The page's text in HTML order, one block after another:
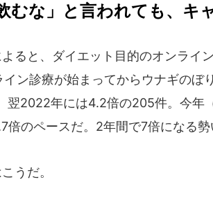
むな」と言われても、キ
ると、ダイエット目的のオンライ
ン診療が始まってからウナギのぼ
翌2022年には4.2倍の205件。今年
倍のペースだ。2年間で7倍になる勢
うだ。